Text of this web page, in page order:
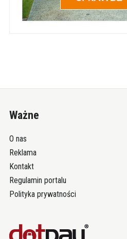
Ważne
O nas
Reklama
Kontakt
Regulamin portalu
Polityka prywatności